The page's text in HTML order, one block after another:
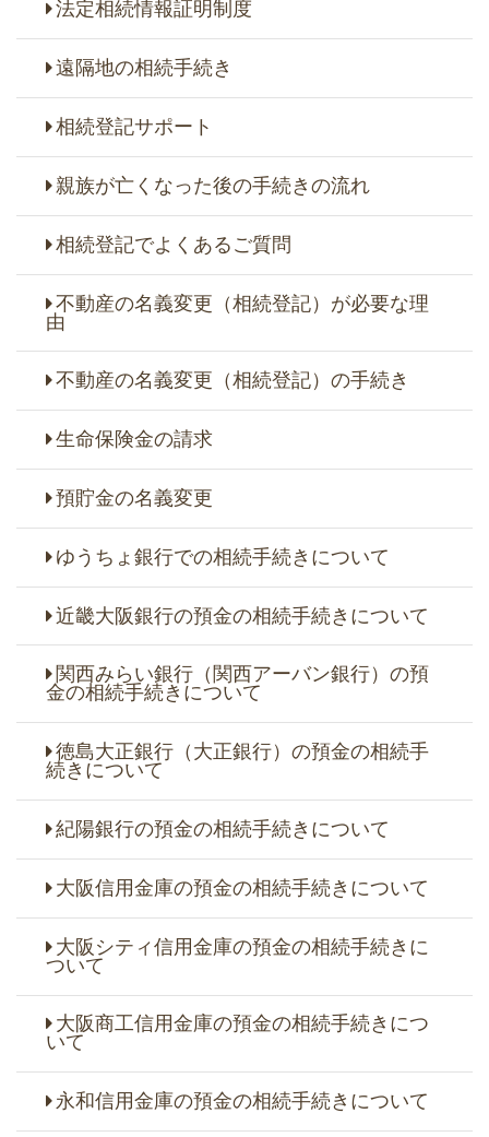
法定相続情報証明制度
遠隔地の相続手続き
相続登記サポート
親族が亡くなった後の手続きの流れ
相続登記でよくあるご質問
不動産の名義変更（相続登記）が必要な理
由
不動産の名義変更（相続登記）の手続き
生命保険金の請求
預貯金の名義変更
ゆうちょ銀行での相続手続きについて
近畿大阪銀行の預金の相続手続きについて
関西みらい銀行（関西アーバン銀行）の預
金の相続手続きについて
徳島大正銀行（大正銀行）の預金の相続手
続きについて
紀陽銀行の預金の相続手続きについて
大阪信用金庫の預金の相続手続きについて
大阪シティ信用金庫の預金の相続手続きに
ついて
大阪商工信用金庫の預金の相続手続きにつ
いて
永和信用金庫の預金の相続手続きについて